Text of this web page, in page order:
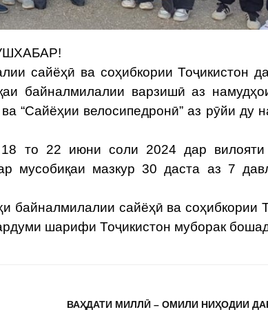
сайёҳӣ ва соҳибкории Тоҷикистон
байналмилалии варзишӣ аз
“Сайёҳии велосипедронӣ” аз рӯйи ду
то 22 июни соли 2024 дар вилояти
мусобиқаи мазкур 30 даста аз 7
сайёҳӣ ва соҳибкории
шарифи Тоҷикистон муборак
ВАҲДАТИ МИЛЛӢ – ОМИЛИ НИҲОДИИ